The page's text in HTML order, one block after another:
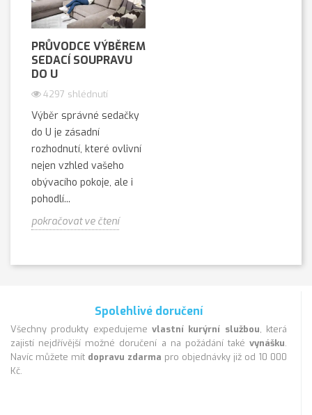
PRŮVODCE VÝBĚREM
SEDACÍ SOUPRAVU
DO U
4297 shlédnutí
Výběr správné sedačky
do U je zásadní
rozhodnutí, které ovlivní
nejen vzhled vašeho
obývacího pokoje, ale i
pohodlí...
pokračovat ve čtení
Spolehlivé doručení
Všechny produkty expedujeme vlastní kurýrní službou, která
zajistí nejdřívější možné doručení a na požádání také vynášku.
Navíc můžete mít dopravu zdarma pro objednávky již od 10 000
Kč.